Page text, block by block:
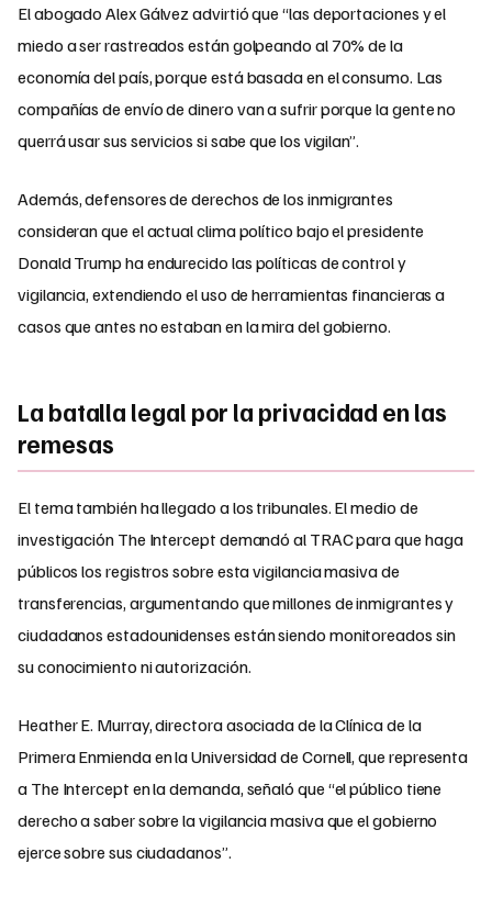
El abogado Alex Gálvez advirtió que “las deportaciones y el
miedo a ser rastreados están golpeando al 70% de la
economía del país, porque está basada en el consumo. Las
compañías de envío de dinero van a sufrir porque la gente no
querrá usar sus servicios si sabe que los vigilan”.
Además, defensores de derechos de los inmigrantes
consideran que el actual clima político bajo el presidente
Donald Trump ha endurecido las políticas de control y
vigilancia, extendiendo el uso de herramientas financieras a
casos que antes no estaban en la mira del gobierno.
La batalla legal por la privacidad en las
remesas
El tema también ha llegado a los tribunales. El medio de
investigación The Intercept demandó al TRAC para que haga
públicos los registros sobre esta vigilancia masiva de
transferencias, argumentando que millones de inmigrantes y
ciudadanos estadounidenses están siendo monitoreados sin
su conocimiento ni autorización.
Heather E. Murray, directora asociada de la Clínica de la
Primera Enmienda en la Universidad de Cornell, que representa
a The Intercept en la demanda, señaló que “el público tiene
derecho a saber sobre la vigilancia masiva que el gobierno
ejerce sobre sus ciudadanos”.